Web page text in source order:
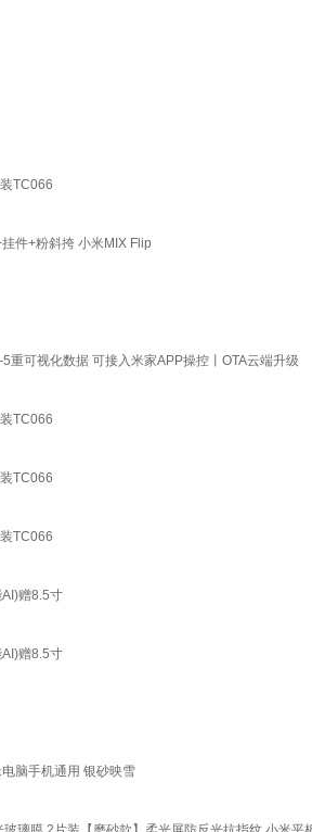
TC066
件+粉斜挎 小米MIX Flip
可视化数据 可接入米家APP操控丨OTA云端升级
TC066
TC066
TC066
赠8.5寸
赠8.5寸
脑手机通用 银砂映雪